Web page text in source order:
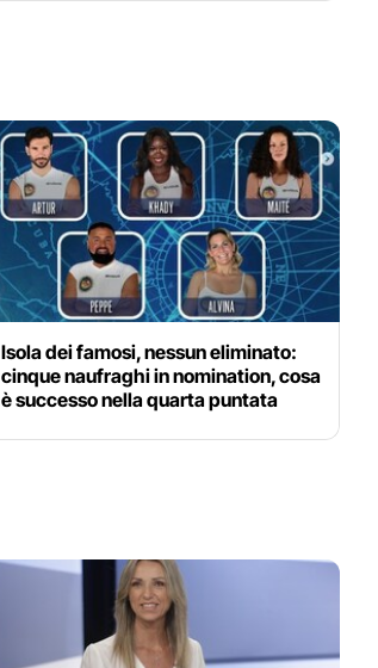
Isola dei famosi, nessun eliminato:
cinque naufraghi in nomination, cosa
è successo nella quarta puntata